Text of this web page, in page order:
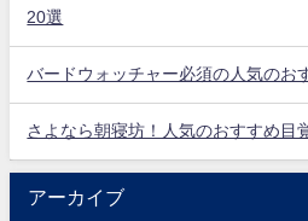
20選
バードウォッチャー必須の人気のお
さよなら朝寝坊！人気のおすすめ目
アーカイブ